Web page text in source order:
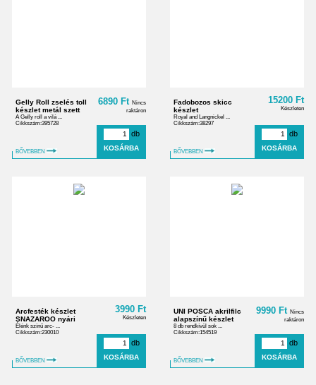
Gelly Roll zselés toll
készlet metál szett
A Gelly roll a vilá ...
Cikkszám:395728
BŐVEBBEN
6890 Ft Nincs
raktáron
db
Fadobozos skicc
készlet
Royal and Langnickel ...
Cikkszám:38297
BŐVEBBEN
15200 Ft
Készleten
db
Arcfesték készlet
SNAZAROO nyári
Élénk színű arc- ...
Cikkszám:230010
BŐVEBBEN
3990 Ft
Készleten
db
UNI POSCA akrilfilc
alapszínű készlet
8 db rendkívül sok ...
Cikkszám:154519
BŐVEBBEN
9990 Ft Nincs
raktáron
db